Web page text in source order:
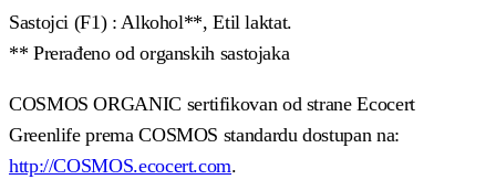
Sastojci (F1) : Alkohol**, Etil laktat.
** Prerađeno od organskih sastojaka
COSMOS ORGANIC sertifikovan od strane Ecocert
Greenlife prema COSMOS standardu dostupan na:
http://COSMOS.ecocert.com.